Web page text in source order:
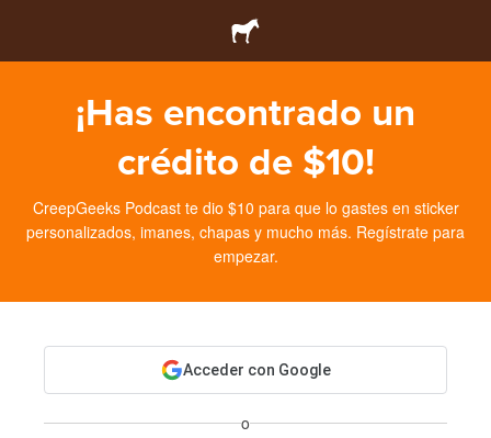
¡Has encontrado un
crédito de $10!
CreepGeeks Podcast te dio $10 para que lo gastes en sticker
personalizados, imanes, chapas y mucho más. Regístrate para
empezar.
Acceder con Google
o